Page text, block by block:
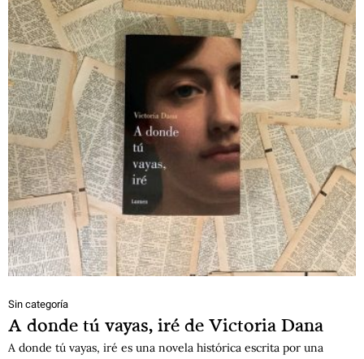
Sin categoría
A donde tú vayas, iré de Victoria Dana
A donde tú vayas, iré es una novela histórica escrita por una